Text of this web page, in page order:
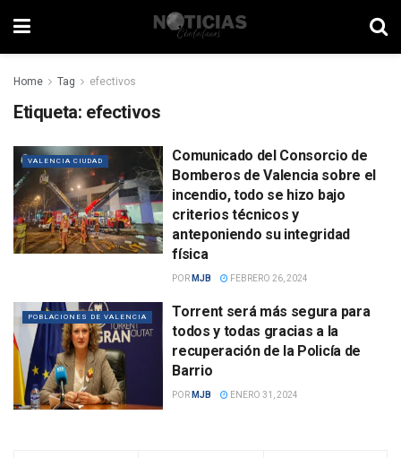
Home Tag efectivos
Etiqueta: efectivos
VALENCIA CIUDAD
Comunicado del Consorcio de
Bomberos de Valencia sobre el
incendio, todo se hizo bajo
criterios técnicos y
anteponiendo su integridad
física
POR MJB FEBRERO 26, 2024
POBLACIONES DE VALENCIA
Torrent será más segura para
todos y todas gracias a la
recuperación de la Policía de
Barrio
POR MJB ENERO 31, 2024